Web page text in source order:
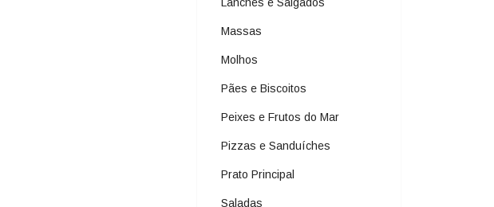
Massas
Molhos
Pães e Biscoitos
Peixes e Frutos do Mar
Pizzas e Sanduíches
Prato Principal
Saladas